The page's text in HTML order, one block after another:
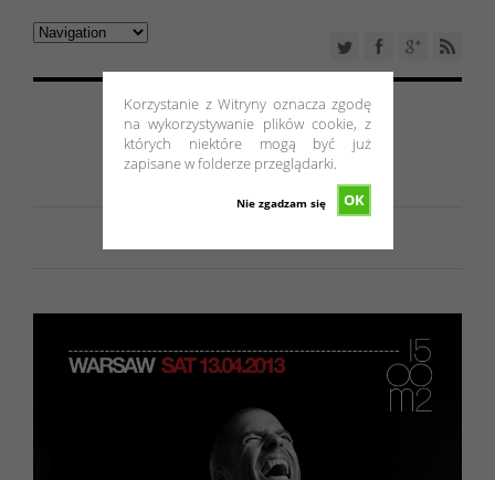
Korzystanie z Witryny oznacza zgodę
na wykorzystywanie plików cookie, z
których niektóre mogą być już
zapisane w folderze przeglądarki.
OK
Nie zgadzam się